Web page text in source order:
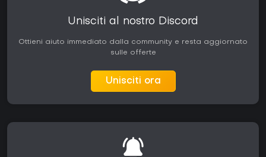
Unisciti al nostro Discord
Ottieni aiuto immediato dalla community e resta aggiornato
sulle offerte
Unisciti ora